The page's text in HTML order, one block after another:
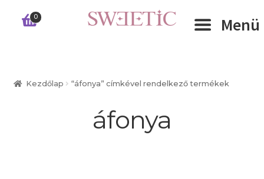
Ugrás
Kilépés
0 Menü
Kezdőlap “áfonya” címkével rendelkező termékek
áfonya